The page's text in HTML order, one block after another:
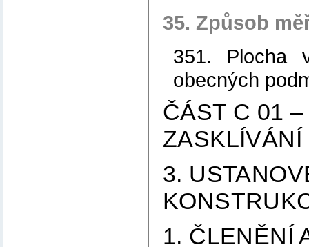
35. Způsob
351. Plocha
obecných
ČÁST C 01
ZASKLÍVÁNÍ
3.
1. ČLENĚNÍ